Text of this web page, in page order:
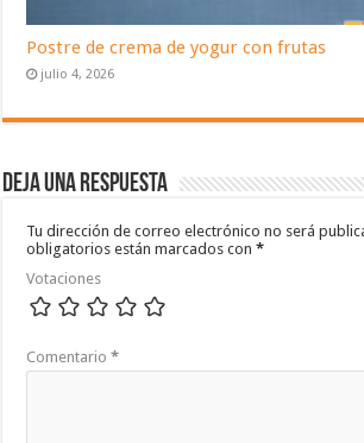
Postre de crema de yogur con frutas
julio 4, 2026
Deja una respuesta
Tu dirección de correo electrónico no será
obligatorios están marcados con*
Votaciones
Comentario*